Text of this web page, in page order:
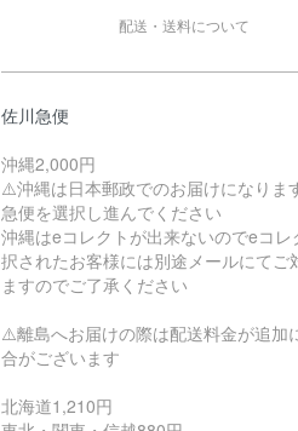
配送・送料について
佐川急便
沖縄2,000円
⚠️沖縄は日本郵政でのお届けになりま
急便を選択し進んでください
沖縄はeコレクトが出来ないのでeコレ
択されたお客様には別途メールにてご
ますのでご了承ください
⚠️離島へお届けの際は配送料金が追加
合がございます
北海道1,210円